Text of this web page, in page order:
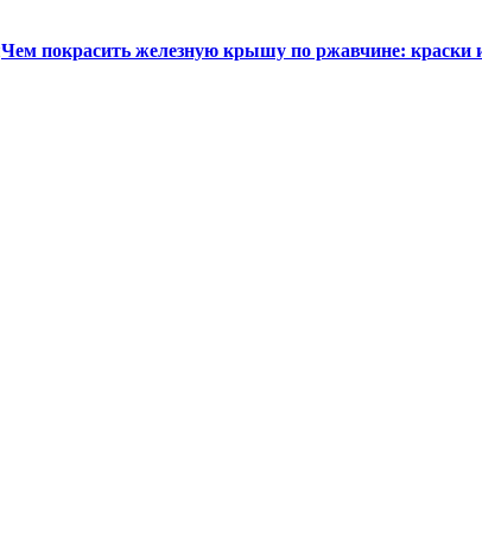
Чем покрасить железную крышу по ржавчине: краски